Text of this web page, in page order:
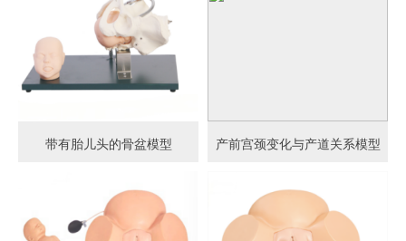
带有胎儿头的骨盆模型 产前宫颈变化与产道关系模型